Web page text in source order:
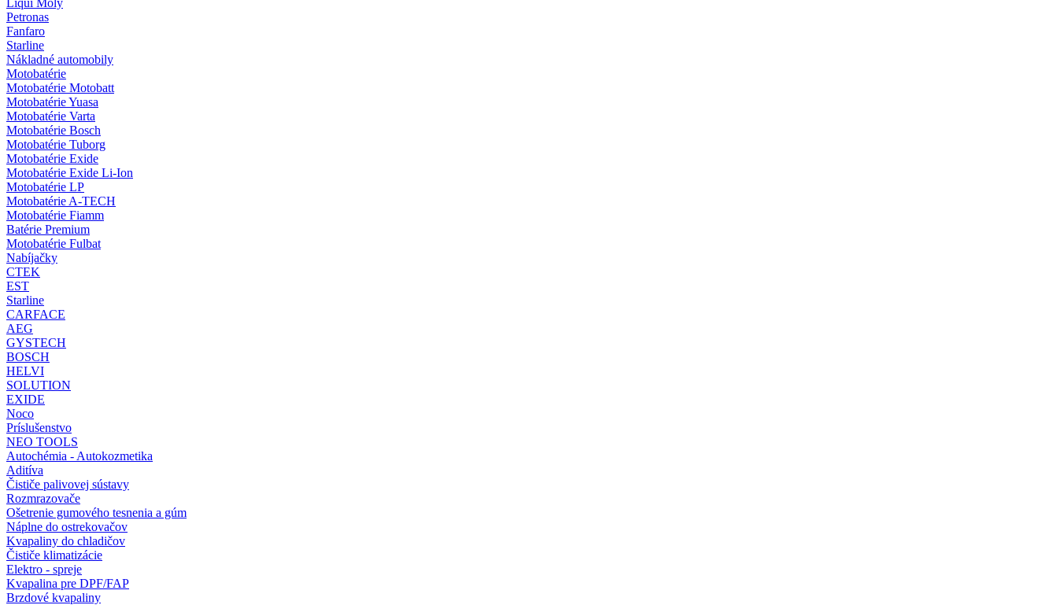
Liqui Moly
Petronas
Fanfaro
Starline
Nákladné automobily
Motobatérie
Motobatérie Motobatt
Motobatérie Yuasa
Motobatérie Varta
Motobatérie Bosch
Motobatérie Tuborg
Motobatérie Exide
Motobatérie Exide Li-Ion
Motobatérie LP
Motobatérie A-TECH
Motobatérie Fiamm
Batérie Premium
Motobatérie Fulbat
Nabíjačky
CTEK
EST
Starline
CARFACE
AEG
GYSTECH
BOSCH
HELVI
SOLUTION
EXIDE
Noco
Príslušenstvo
NEO TOOLS
Autochémia - Autokozmetika
Aditíva
Čističe palivovej sústavy
Rozmrazovače
Ošetrenie gumového tesnenia a gúm
Náplne do ostrekovačov
Kvapaliny do chladičov
Čističe klimatizácie
Elektro - spreje
Kvapalina pre DPF/FAP
Brzdové kvapaliny